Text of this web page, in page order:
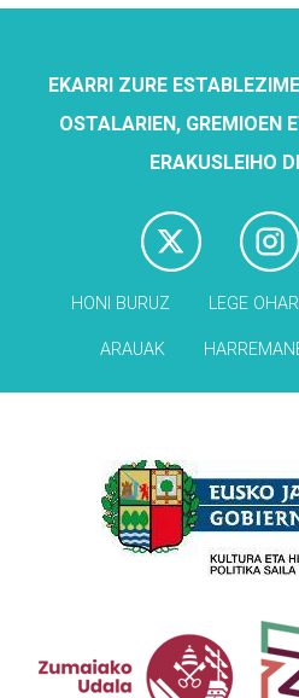
EKARRI ZURE
OSTALARIEN, GREMIOEN
ERAKUSLEIHO
HONI BURUZ LEGE
ARAUAK